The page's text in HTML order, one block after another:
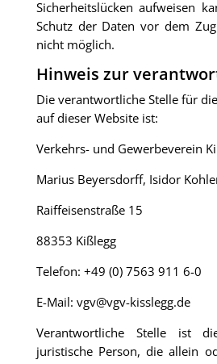
Sicherheitslücken aufweisen
Schutz der Daten vor dem
nicht möglich.
Hinweis zur
Die verantwortliche Stelle für
auf dieser Website ist:
Verkehrs- und Gewerbeverein
Marius Beyersdorff, Isidor
Raiffeisenstraße 15
88353 Kißlegg
Telefon: +49 (0) 7563 911 6-0
E-Mail: vgv@vgv-kisslegg.de
Verantwortliche Stelle ist
juristische Person, die allein